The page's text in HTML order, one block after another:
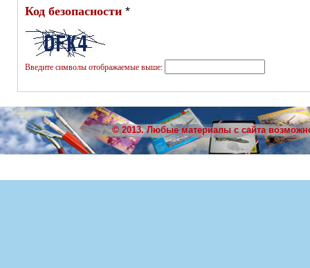
Код безопасности *
Введите символы отображаемые выше:
© 2013. Любые материалы с сайта